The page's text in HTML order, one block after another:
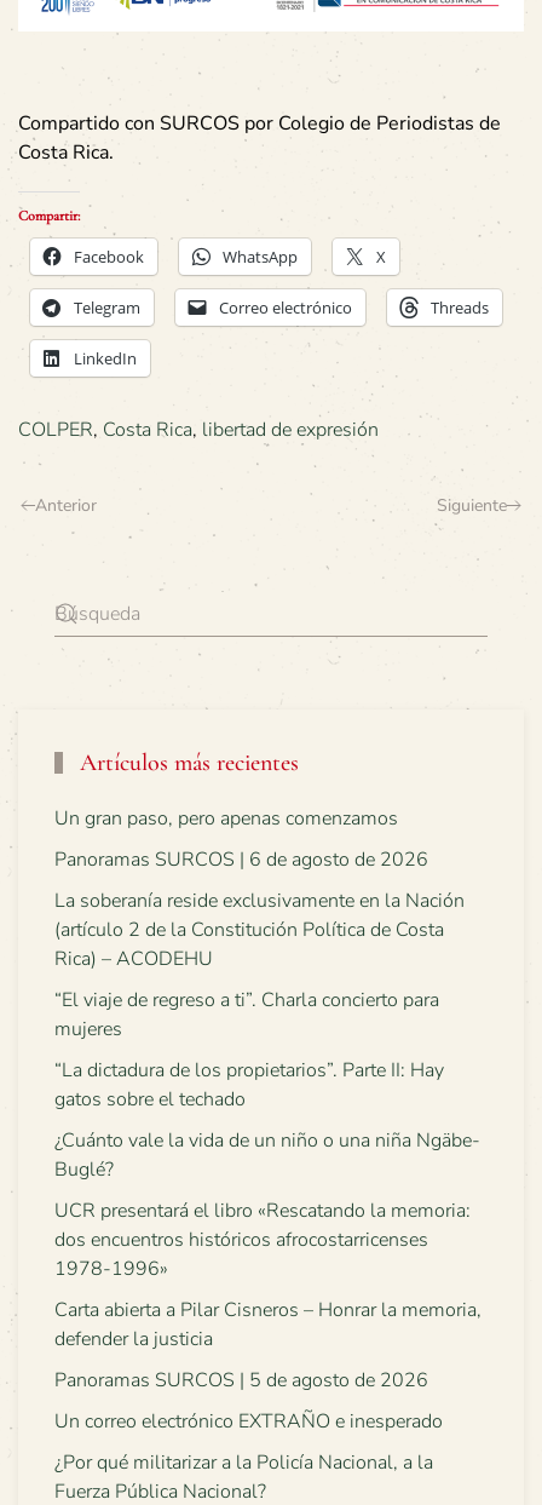
Compartido con SURCOS por Colegio de Periodistas de
Costa Rica.
Compartir:
Facebook WhatsApp X
Telegram Correo electrónico Threads
LinkedIn
COLPER, Costa Rica, libertad de expresión
Anterior Siguiente
Artículos más recientes
Un gran paso, pero apenas comenzamos
Panoramas SURCOS | 6 de agosto de 2026
La soberanía reside exclusivamente en la Nación
(artículo 2 de la Constitución Política de Costa
Rica) – ACODEHU
“El viaje de regreso a ti”. Charla concierto para
mujeres
“La dictadura de los propietarios”. Parte II: Hay
gatos sobre el techado
¿Cuánto vale la vida de un niño o una niña Ngäbe-
Buglé?
UCR presentará el libro «Rescatando la memoria:
dos encuentros históricos afrocostarricenses
1978-1996»
Carta abierta a Pilar Cisneros – Honrar la memoria,
defender la justicia
Panoramas SURCOS | 5 de agosto de 2026
Un correo electrónico EXTRAÑO e inesperado
¿Por qué militarizar a la Policía Nacional, a la
Fuerza Pública Nacional?